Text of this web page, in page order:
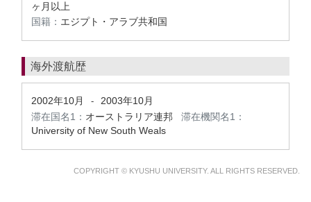
ヶ月以上
国籍： エジプト・アラブ共和国
海外渡航歴
2002年10月 -
2003年10月
滞在国名1： オーストラリア連邦 滞在機関名1：
University of New South Weals
COPYRIGHT © KYUSHU UNIVERSITY. ALL RIGHTS RESERVED.